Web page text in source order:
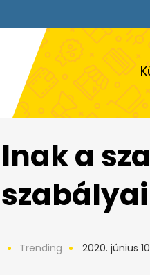
a
Trending 2020. június